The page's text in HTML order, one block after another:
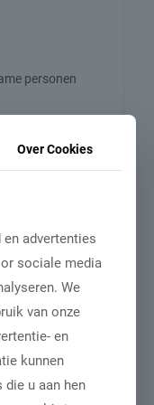
personen
van het
de gegevens
Over Cookies
advertenties
sociale media
We
van onze
en
kunnen
die u aan hen